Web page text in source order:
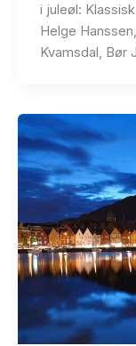
i juleøl:
Helge
Kvamsdal, Bør